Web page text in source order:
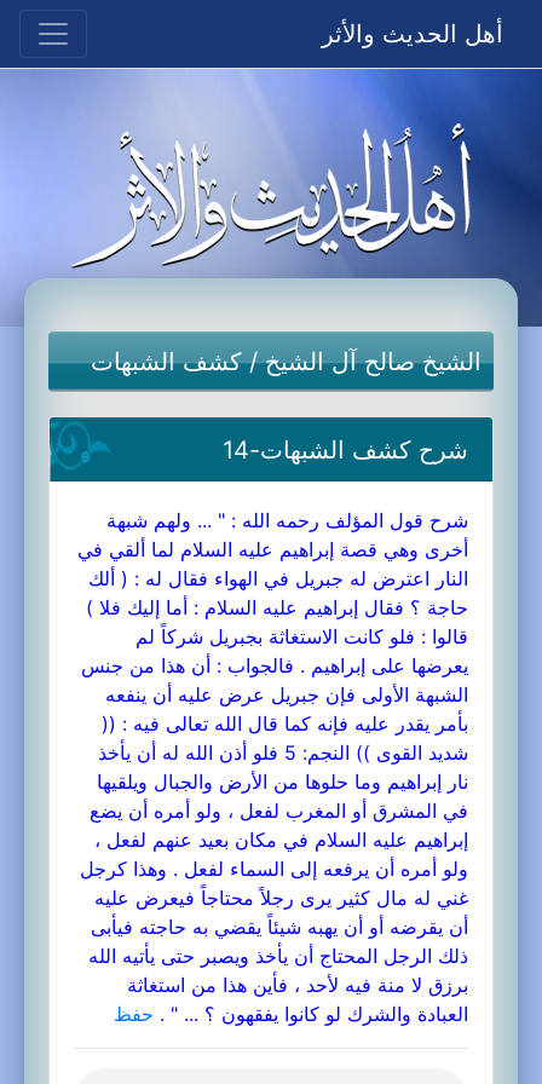
أهل الحديث والأثر
الشيخ صالح آل الشيخ/كشف الشبهات
شرح كشف الشبهات-14
شرح قول المؤلف رحمه الله : " ... ولهم شبهة
أخرى وهي قصة إبراهيم عليه السلام لما ألقي في
النار اعترض له جبريل في الهواء فقال له : ( ألك
حاجة ؟ فقال إبراهيم عليه السلام : أما إليك فلا )
قالوا : فلو كانت الاستغاثة بجبريل شركاً لم
يعرضها على إبراهيم . فالجواب : أن هذا من جنس
الشبهة الأولى فإن جبريل عرض عليه أن ينفعه
بأمر يقدر عليه فإنه كما قال الله تعالى فيه : ((
شديد القوى )) النجم: 5 فلو أذن الله له أن يأخذ
نار إبراهيم وما حلوها من الأرض والجبال ويلقيها
في المشرق أو المغرب لفعل ، ولو أمره أن يضع
إبراهيم عليه السلام في مكان بعيد عنهم لفعل ،
ولو أمره أن يرفعه إلى السماء لفعل . وهذا كرجل
غني له مال كثير يرى رجلاً محتاجاً فيعرض عليه
أن يقرضه أو أن يهبه شيئاً يقضي به حاجته فيأبى
ذلك الرجل المحتاج أن يأخذ ويصبر حتى يأتيه الله
برزق لا منة فيه لأحد ، فأين هذا من استغاثة
العبادة والشرك لو كانوا يفقهون ؟ ... " . حفظ